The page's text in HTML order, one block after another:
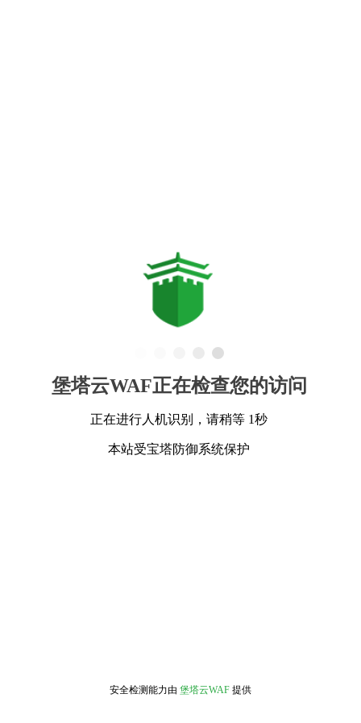
堡塔云WAF正在检查您的访问
正在进行人机识别，请稍等 1秒
本站受宝塔防御系统保护
安全检测能力由 堡塔云WAF 提供